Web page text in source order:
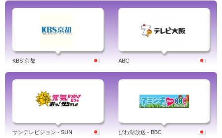
KBS 京都 ABC
サンテレビジョン - SUN びわ湖放送 - BBC